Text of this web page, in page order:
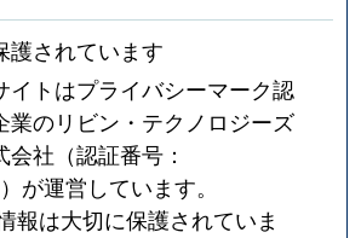
護されています
イトはプライバシーマーク認
業のリビン・テクノロジーズ
会社（認証番号：
）が運営しています。
報は大切に保護されていま